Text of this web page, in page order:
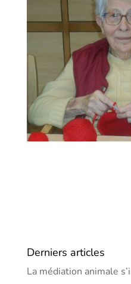
Derniers articles
La médiation animale